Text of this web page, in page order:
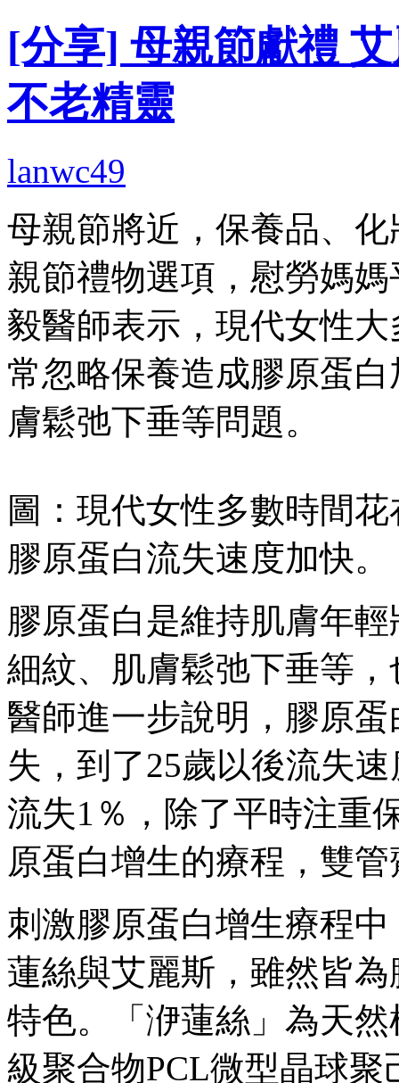
[分享] 母親節獻禮
不老精靈
lanwc49
母親節將近，保養品、
親節禮物選項，慰勞媽
毅醫師表示，現代女性
常忽略保養造成膠原蛋
膚鬆弛下垂等問題。
圖：現代女性多數時間
膠原蛋白流失速度加快。
膠原蛋白是維持肌膚年
細紋、肌膚鬆弛下垂等
醫師進一步說明，膠原
失，到了25歲以後流失
流失1％，除了平時注重
原蛋白增生的療程，雙
刺激膠原蛋白增生療程
蓮絲與艾麗斯，雖然皆
特色。「洢蓮絲」為天
級聚合物PCL微型晶球